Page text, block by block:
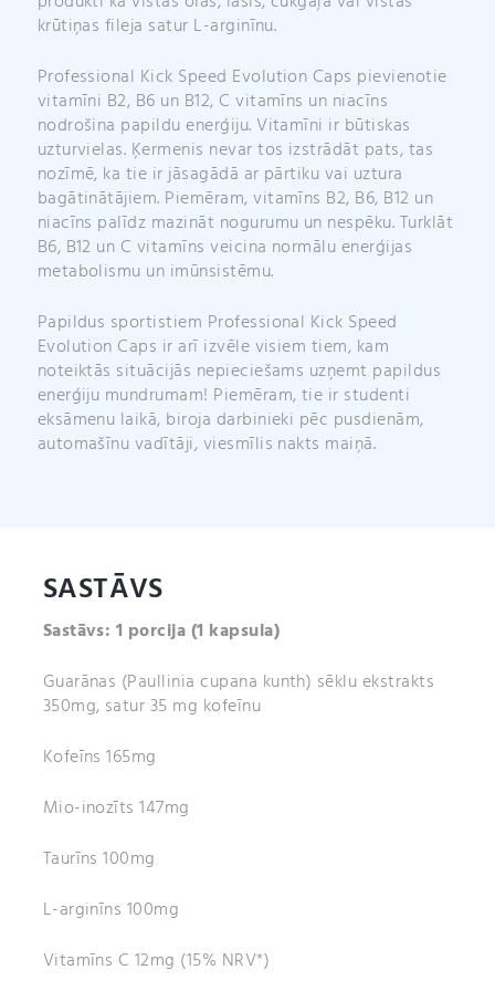
krūtiņas fileja satur L-arginīnu.
Professional Kick Speed Evolution Caps pievienotie
vitamīni B2, B6 un B12, C vitamīns un niacīns
nodrošina papildu enerģiju. Vitamīni ir būtiskas
uzturvielas. Ķermenis nevar tos izstrādāt pats, tas
nozīmē, ka tie ir jāsagādā ar pārtiku vai uztura
bagātinātājiem. Piemēram, vitamīns B2, B6, B12 un
niacīns palīdz mazināt nogurumu un nespēku. Turklāt
B6, B12 un C vitamīns veicina normālu enerģijas
metabolismu un imūnsistēmu.
Papildus sportistiem Professional Kick Speed
Evolution Caps ir arī izvēle visiem tiem, kam
noteiktās situācijās nepieciešams uzņemt papildus
enerģiju mundrumam! Piemēram, tie ir studenti
eksāmenu laikā, biroja darbinieki pēc pusdienām,
automašīnu vadītāji, viesmīlis nakts maiņā.
SASTĀVS
Sastāvs: 1 porcija(1 kapsula)
Guarānas (Paullinia cupana kunth) sēklu ekstrakts
350mg, satur 35 mg kofeīnu
Kofeīns 165mg
Mio-inozīts 147mg
Taurīns 100mg
L-arginīns 100mg
Vitamīns C 12mg (15% NRV*)